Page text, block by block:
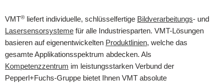
VMT® liefert individuelle, schlüsselfertige Bildverarbeitungs- und
Lasersensorsysteme für alle Industriesparten. VMT-Lösungen
basieren auf eigenentwickelten Produktlinien, welche das
gesamte Applikationsspektrum abdecken. Als
Kompetenzzentrum im leistungsstarken Verbund der
Pepperl+Fuchs-Gruppe bietet Ihnen VMT absolute